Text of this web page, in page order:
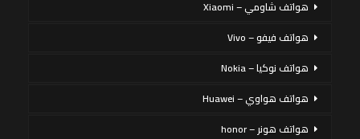
هواتف شاومي – Xiaomi
هواتف فيفو – Vivo
هواتف نوكيا – Nokia
هواتف هواوي – Huawei
هواتف هونر – honor